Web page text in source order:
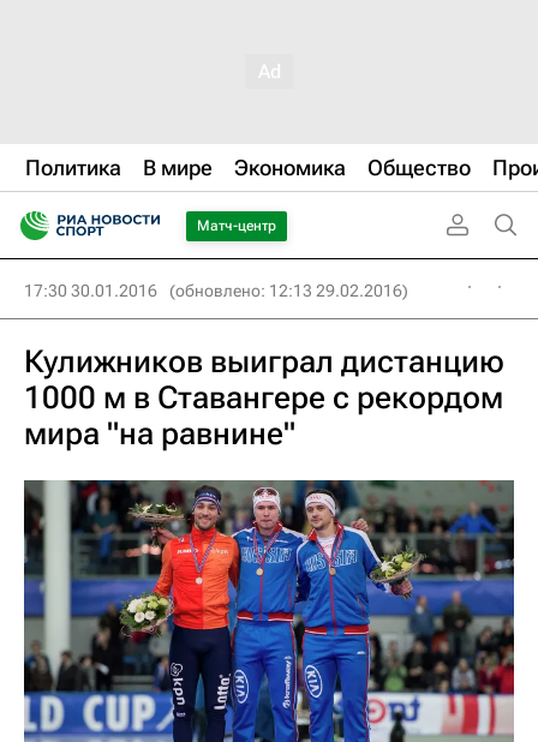
Политика В мире Экономика Общество
Матч-центр
17:30 30.01.2016 (обновлено: 12:13 29.02.2016)
Кулижников выиграл дистанцию
1000 м в Ставангере с рекордом
мира "на равнине"